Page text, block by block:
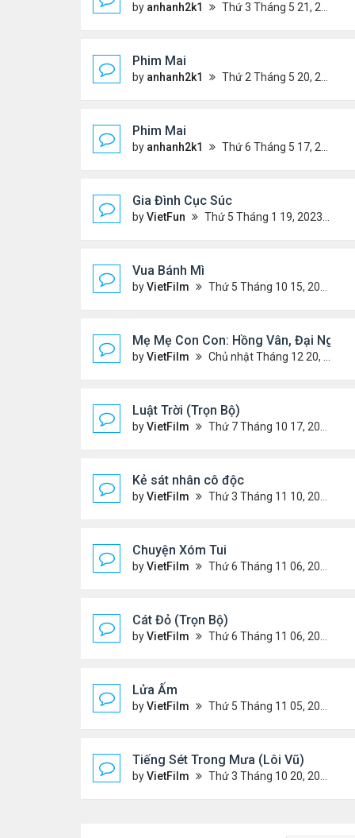
by anhanh2k1 Thứ 3 Tháng 5 21, 2024 1:06 am
Phim Mai
by anhanh2k1 Thứ 2 Tháng 5 20, 2024 2:03 am
Phim Mai
by anhanh2k1 Thứ 6 Tháng 5 17, 2024 9:42 pm
Gia Đình Cục Súc
byVietFun Thứ 5 Tháng 1 19, 2023 4:42 pm
Vua Bánh Mì
byVietFilm Thứ 5 Tháng 10 15, 2020 1:26 pm
Mẹ Mẹ Con Con: Hồng Vân, Đại Nghĩa
byVietFilm Chủ nhật Tháng 12 20, 2020 8:06 pm
Luật Trời (Trọn Bộ)
byVietFilm Thứ 7 Tháng 10 17, 2020 9:19 pm
Kẻ sát nhân cô độc
byVietFilm Thứ 3 Tháng 11 10, 2020 9:58 am
Chuyện Xóm Tui
byVietFilm Thứ 6 Tháng 11 06, 2020 4:47 pm
Cát Đỏ (Trọn Bộ)
byVietFilm Thứ 6 Tháng 11 06, 2020 2:02 pm
Lửa Ấm
byVietFilm Thứ 5 Tháng 11 05, 2020 11:33 pm
Tiếng Sét Trong Mưa (Lôi Vũ)
byVietFilm Thứ 3 Tháng 10 20, 2020 9:50 pm